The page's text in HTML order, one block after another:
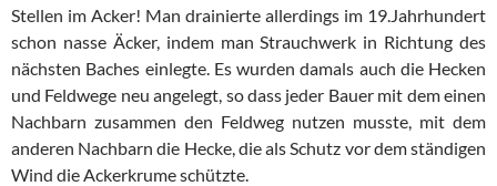
Stellen im Acker! Man drainierte allerdings im 19.Jahrhundert
schon nasse Äcker, indem man Strauchwerk in Richtung des
nächsten Baches einlegte. Es wurden damals auch die Hecken
und Feldwege neu angelegt, so dass jeder Bauer mit dem einen
Nachbarn zusammen den Feldweg nutzen musste, mit dem
anderen Nachbarn die Hecke, die als Schutz vor dem ständigen
Wind die Ackerkrume schützte.